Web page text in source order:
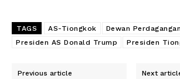
TAGS AS-Tiongkok
Dewan
Presiden AS Donald Trump
Presiden
Previous article Next